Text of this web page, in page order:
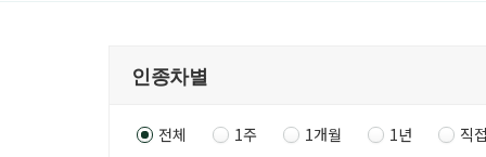
전체 1주 1개월 1년 직